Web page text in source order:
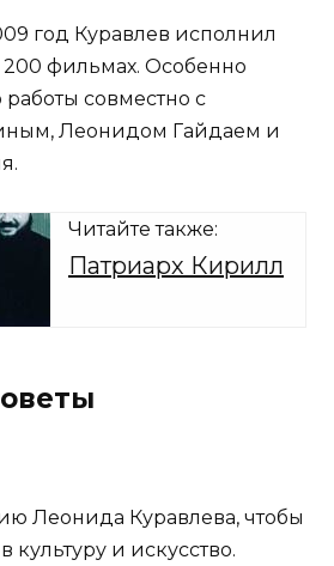
год Куравлев исполнил
фильмах. Особенно
совместно с
Леонидом Гайдаем и
Читайте также:
Патриарх Кирилл
Леонида Куравлева, чтобы
культуру и искусство.